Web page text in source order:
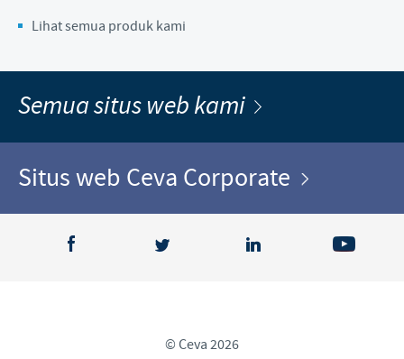
Lihat semua produk kami
Semua situs web kami
Situs web Ceva Corporate
© Ceva 2026